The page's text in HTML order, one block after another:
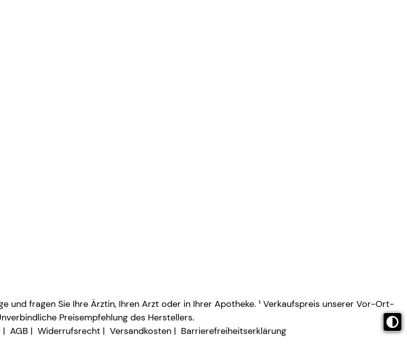
und fragen Sie Ihre Ärztin, Ihren Arzt oder in Ihrer Apotheke. ¹ Verkaufspreis unserer Vor-Ort-
Preisempfehlung des Herstellers.
AGB Widerrufsrecht Versandkosten Barrierefreiheitserklärung